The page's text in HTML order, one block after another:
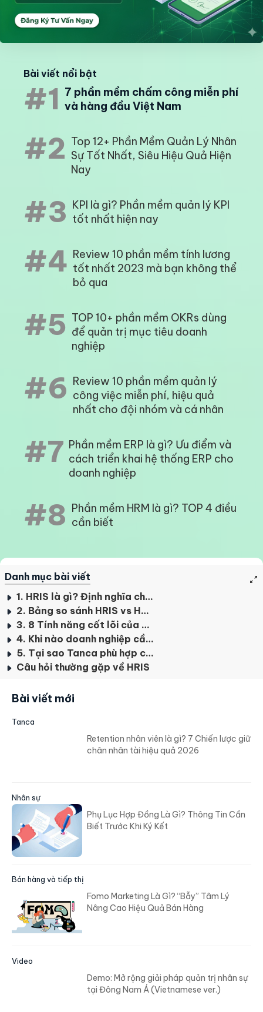
Bài viết nổi bật
#1 7 phần mềm chấm công miễn phí
và hàng đầu Việt Nam
#2 Top 12+ Phần Mềm Quản Lý Nhân
Sự Tốt Nhất, Siêu Hiệu Quả Hiện
Nay
#3 KPI là gì? Phần mềm quản lý KPI
tốt nhất hiện nay
#4 Review 10 phần mềm tính lương
tốt nhất 2023 mà bạn không thể
bỏ qua
#5 TOP 10+ phần mềm OKRs dùng
để quản trị mục tiêu doanh
nghiệp
#6 Review 10 phần mềm quản lý
công việc miễn phí, hiệu quả
nhất cho đội nhóm và cá nhân
#7 Phần mềm ERP là gì? Ưu điểm và
cách triển khai hệ thống ERP cho
doanh nghiệp
#8 Phần mềm HRM là gì? TOP 4 điều
cần biết
Danh mục bài viết
1. HRIS là gì? Định nghĩa chính xác
2. Bảng so sánh HRIS vs HRM vs HRMS vs HCM
3. 8 Tính năng cốt lõi của HRIS hiện đại
4. Khi nào doanh nghiệp cần HRIS?
5. Tại sao Tanca phù hợp cho SME Việt Nam?
Câu hỏi thường gặp về HRIS
Bài viết mới
Tanca
Retention nhân viên là gì? 7 Chiến lược giữ
chân nhân tài hiệu quả 2026
Nhân sự
Phụ Lục Hợp Đồng Là Gì? Thông Tin Cần
Biết Trước Khi Ký Kết
Bán hàng và tiếp thị
Fomo Marketing Là Gì? “Bẫy” Tâm Lý
Nâng Cao Hiệu Quả Bán Hàng
Video
Demo: Mở rộng giải pháp quản trị nhân sự
tại Đông Nam Á (Vietnamese ver.)